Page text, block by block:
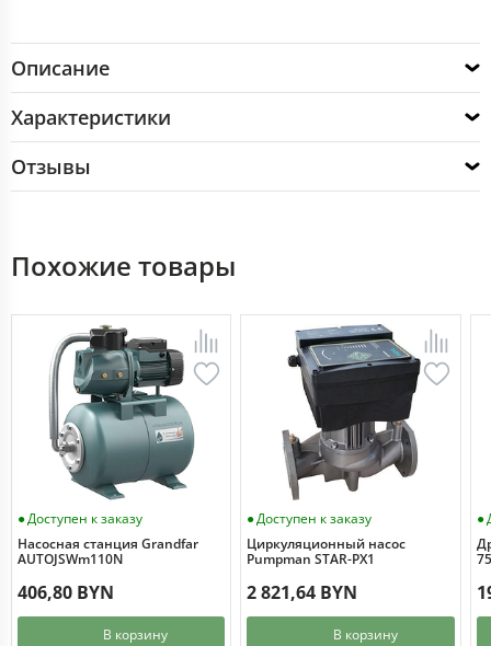
Описание
Характеристики
Отзывы
Похожие товары
Доступен к заказу
Насосная станция Grandfar
AUTOJSWm110N
406,80 BYN
В корзину
Доступен к заказу
Циркуляционный насос
Pumpman STAR-PX1
2 821,64 BYN
В корзину